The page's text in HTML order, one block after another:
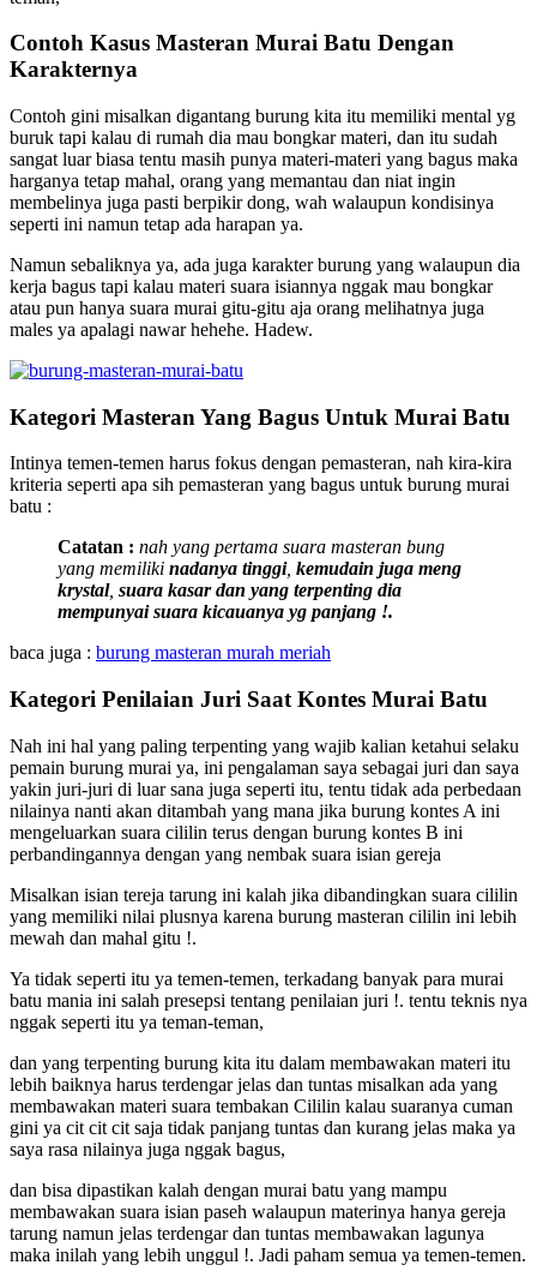
Contoh Kasus Masteran Murai Batu Dengan
Karakternya
Contoh gini misalkan digantang burung kita itu memiliki mental yg
buruk tapi kalau di rumah dia mau bongkar materi, dan itu sudah
sangat luar biasa tentu masih punya materi-materi yang bagus maka
harganya tetap mahal, orang yang memantau dan niat ingin
membelinya juga pasti berpikir dong, wah walaupun kondisinya
seperti ini namun tetap ada harapan ya.
Namun sebaliknya ya, ada juga karakter burung yang walaupun dia
kerja bagus tapi kalau materi suara isiannya nggak mau bongkar
atau pun hanya suara murai gitu-gitu aja orang melihatnya juga
males ya apalagi nawar hehehe. Hadew.
Kategori Masteran Yang Bagus Untuk Murai Batu
Intinya temen-temen harus fokus dengan pemasteran, nah kira-kira
kriteria seperti apa sih pemasteran yang bagus untuk burung murai
batu :
Catatan : nah yang pertama suara masteran bung
yang memiliki nadanya tinggi, kemudain juga meng
krystal, suara kasar dan yang terpenting dia
mempunyai suara kicauanya yg panjang !.
baca juga : burung masteran murah meriah
Kategori Penilaian Juri Saat Kontes Murai Batu
Nah ini hal yang paling terpenting yang wajib kalian ketahui selaku
pemain burung murai ya, ini pengalaman saya sebagai juri dan saya
yakin juri-juri di luar sana juga seperti itu, tentu tidak ada perbedaan
nilainya nanti akan ditambah yang mana jika burung kontes A ini
mengeluarkan suara cililin terus dengan burung kontes B ini
perbandingannya dengan yang nembak suara isian gereja
Misalkan isian tereja tarung ini kalah jika dibandingkan suara cililin
yang memiliki nilai plusnya karena burung masteran cililin ini lebih
mewah dan mahal gitu !.
Ya tidak seperti itu ya temen-temen, terkadang banyak para murai
batu mania ini salah presepsi tentang penilaian juri !. tentu teknis nya
nggak seperti itu ya teman-teman,
dan yang terpenting burung kita itu dalam membawakan materi itu
lebih baiknya harus terdengar jelas dan tuntas misalkan ada yang
membawakan materi suara tembakan Cililin kalau suaranya cuman
gini ya cit cit cit saja tidak panjang tuntas dan kurang jelas maka ya
saya rasa nilainya juga nggak bagus,
dan bisa dipastikan kalah dengan murai batu yang mampu
membawakan suara isian paseh walaupun materinya hanya gereja
tarung namun jelas terdengar dan tuntas membawakan lagunya
maka inilah yang lebih unggul !. Jadi paham semua ya temen-temen.